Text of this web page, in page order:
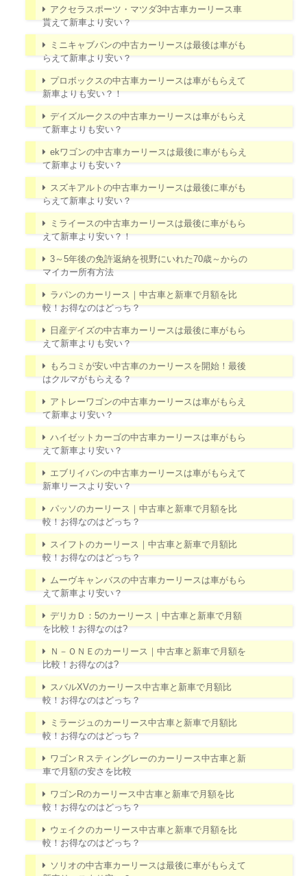
アクセラスポーツ・マツダ3中古車カーリース車
貰えて新車より安い？
ミニキャブバンの中古カーリースは最後は車がも
らえて新車より安い？
プロボックスの中古車カーリースは車がもらえて
新車よりも安い？！
デイズルークスの中古車カーリースは車がもらえ
て新車よりも安い？
ekワゴンの中古車カーリースは最後に車がもらえ
て新車よりも安い？
スズキアルトの中古車カーリースは最後に車がも
らえて新車より安い？
ミライースの中古車カーリースは最後に車がもら
えて新車より安い？！
3～5年後の免許返納を視野にいれた70歳～からの
マイカー所有方法
ラパンのカーリース｜中古車と新車で月額を比
較！お得なのはどっち？
日産デイズの中古車カーリースは最後に車がもら
えて新車よりも安い？
もろコミが安い中古車のカーリースを開始！最後
はクルマがもらえる？
アトレーワゴンの中古車カーリースは車がもらえ
て新車より安い？
ハイゼットカーゴの中古車カーリースは車がもら
えて新車より安い？
エブリイバンの中古車カーリースは車がもらえて
新車リースより安い？
パッソのカーリース｜中古車と新車で月額を比
較！お得なのはどっち？
スイフトのカーリース｜中古車と新車で月額比
較！お得なのはどっち？
ムーヴキャンバスの中古車カーリースは車がもら
えて新車より安い？
デリカＤ：5のカーリース｜中古車と新車で月額
を比較！お得なのは?
Ｎ－ＯＮＥのカーリース｜中古車と新車で月額を
比較！お得なのは?
スバルXVのカーリース中古車と新車で月額比
較！お得なのはどっち？
ミラージュのカーリース中古車と新車で月額比
較！お得なのはどっち？
ワゴンＲスティングレーのカーリース中古車と新
車で月額の安さを比較
ワゴンRのカーリース中古車と新車で月額を比
較！お得なのはどっち？
ウェイクのカーリース中古車と新車で月額を比
較！お得なのはどっち？
ソリオの中古車カーリースは最後に車がもらえて